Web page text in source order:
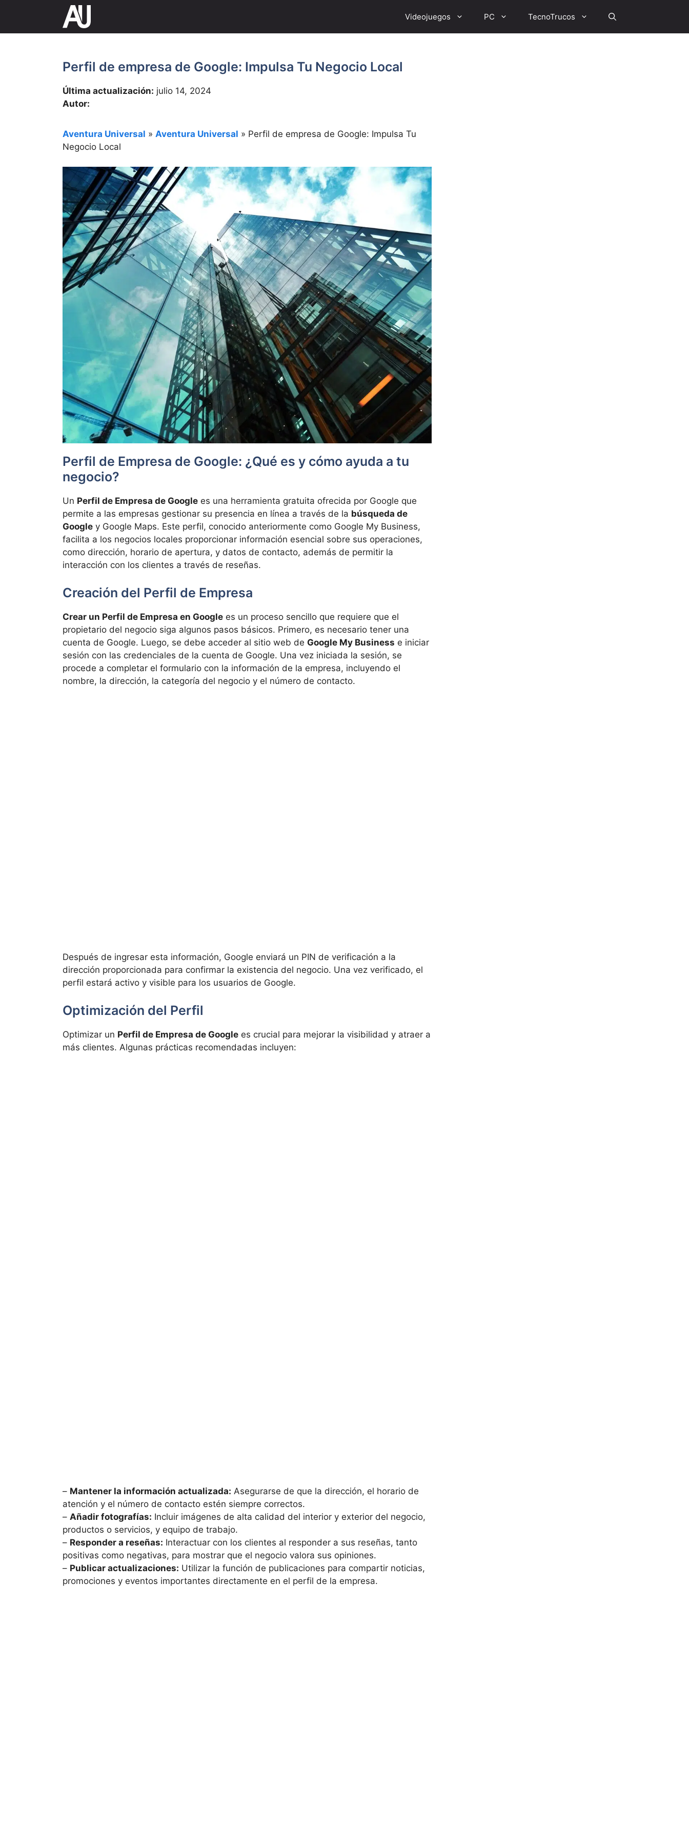
contenido
Videojuegos PC TecnoTrucos
Perfil de empresa de Google: Impulsa Tu Negocio Local
Última actualización: julio 14, 2024
Autor:
Aventura Universal » Aventura Universal » Perfil de empresa de Google: Impulsa Tu
Negocio Local
Perfil de Empresa de Google: ¿Qué es y cómo ayuda a tu
negocio?
Un Perfil de Empresa de Google es una herramienta gratuita ofrecida por Google que
permite a las empresas gestionar su presencia en línea a través de la búsqueda de
Google y Google Maps. Este perfil, conocido anteriormente como Google My Business,
facilita a los negocios locales proporcionar información esencial sobre sus operaciones,
como dirección, horario de apertura, y datos de contacto, además de permitir la
interacción con los clientes a través de reseñas.
Creación del Perfil de Empresa
Crear un Perfil de Empresa en Google es un proceso sencillo que requiere que el
propietario del negocio siga algunos pasos básicos. Primero, es necesario tener una
cuenta de Google. Luego, se debe acceder al sitio web de Google My Business e iniciar
sesión con las credenciales de la cuenta de Google. Una vez iniciada la sesión, se
procede a completar el formulario con la información de la empresa, incluyendo el
nombre, la dirección, la categoría del negocio y el número de contacto.
Después de ingresar esta información, Google enviará un PIN de verificación a la
dirección proporcionada para confirmar la existencia del negocio. Una vez verificado, el
perfil estará activo y visible para los usuarios de Google.
Optimización del Perfil
Optimizar un Perfil de Empresa de Google es crucial para mejorar la visibilidad y atraer a
más clientes. Algunas prácticas recomendadas incluyen:
– Mantener la información actualizada: Asegurarse de que la dirección, el horario de
atención y el número de contacto estén siempre correctos.
– Añadir fotografías: Incluir imágenes de alta calidad del interior y exterior del negocio,
productos o servicios, y equipo de trabajo.
– Responder a reseñas: Interactuar con los clientes al responder a sus reseñas, tanto
positivas como negativas, para mostrar que el negocio valora sus opiniones.
– Publicar actualizaciones: Utilizar la función de publicaciones para compartir noticias,
promociones y eventos importantes directamente en el perfil de la empresa.